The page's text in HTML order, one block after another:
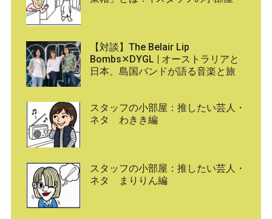
【対談】The Belair Lip
Bombs✕DYGL | オーストラリアと
日本、島国バンドが語る音楽と旅
スタッフの小部屋：推したい芸人・
ネタ わきき編
スタッフの小部屋：推したい芸人・
ネタ まりりん編